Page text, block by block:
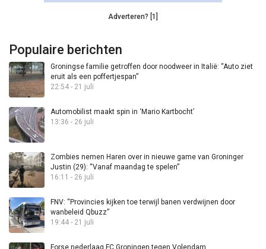
Adverteren? [1]
Populaire berichten
Groningse familie getroffen door noodweer in Italië: “Auto ziet
eruit als een poffertjespan”
22:54 - 21 juli
Automobilist maakt spin in ‘Mario Kartbocht’
13:36 - 26 juli
Zombies nemen Haren over in nieuwe game van Groninger
Justin (29): “Vanaf maandag te spelen”
16:11 - 26 juli
FNV: “Provincies kijken toe terwijl banen verdwijnen door
wanbeleid Qbuzz”
19:44 - 21 juli